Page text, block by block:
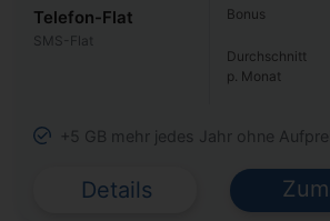
Telefon-Flat
SMS-Flat
Bonus
Durchschnitt
p. Monat
+5 GB mehr jedes Jahr ohne
Details